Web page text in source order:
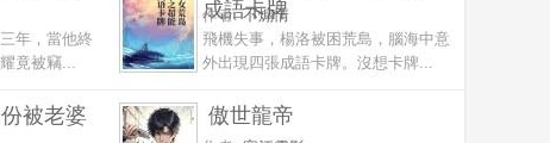
年，當他終
竟被竊...
成語卡牌
作者:不煽情
飛機失事，楊洛被困荒島，腦海中意
外出現四張成語卡牌。沒想卡牌...
被老婆
傲世龍帝